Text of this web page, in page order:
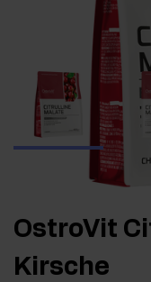
OstroVit
Kirsche